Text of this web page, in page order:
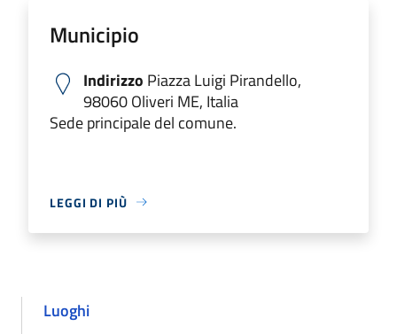
Municipio
Indirizzo Piazza Luigi Pirandello,
98060 Oliveri ME, Italia
Sede principale del comune.
LEGGI DI PIÙ
Luoghi